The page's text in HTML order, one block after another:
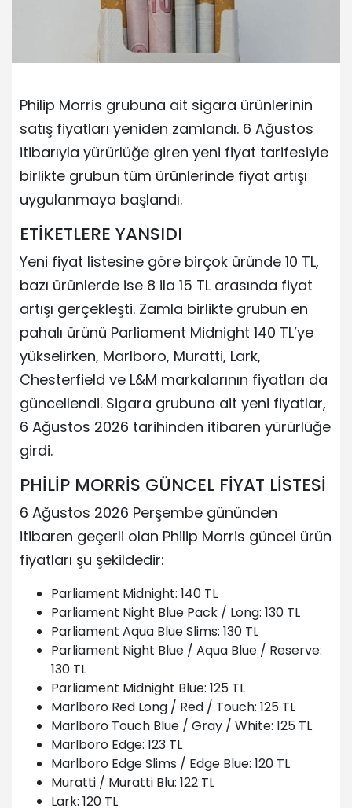
Philip Morris grubuna ait sigara ürünlerinin
satış fiyatları yeniden zamlandı. 6 Ağustos
itibarıyla yürürlüğe giren yeni fiyat tarifesiyle
birlikte grubun tüm ürünlerinde fiyat artışı
uygulanmaya başlandı.
ETİKETLERE YANSIDI
Yeni fiyat listesine göre birçok üründe 10 TL,
bazı ürünlerde ise 8 ila 15 TL arasında fiyat
artışı gerçekleşti. Zamla birlikte grubun en
pahalı ürünü Parliament Midnight 140 TL’ye
yükselirken, Marlboro, Muratti, Lark,
Chesterfield ve L&M markalarının fiyatları da
güncellendi. Sigara grubuna ait yeni fiyatlar,
6 Ağustos 2026 tarihinden itibaren yürürlüğe
girdi.
PHİLİP MORRİS GÜNCEL FİYAT LİSTESİ
6 Ağustos 2026 Perşembe gününden
itibaren geçerli olan Philip Morris güncel ürün
fiyatları şu şekildedir:
Parliament Midnight: 140 TL
Parliament Night Blue Pack / Long: 130 TL
Parliament Aqua Blue Slims: 130 TL
Parliament Night Blue / Aqua Blue / Reserve:
130 TL
Parliament Midnight Blue: 125 TL
Marlboro Red Long / Red / Touch: 125 TL
Marlboro Touch Blue / Gray / White: 125 TL
Marlboro Edge: 123 TL
Marlboro Edge Slims / Edge Blue: 120 TL
Muratti / Muratti Blu: 122 TL
Lark: 120 TL